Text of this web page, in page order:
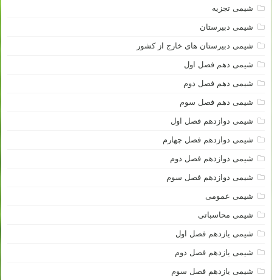
شیمی تجزیه
شیمی دبیرستان
شیمی دبیرستان های خارج از کشور
شیمی دهم فصل اول
شیمی دهم فصل دوم
شیمی دهم فصل سوم
شیمی دوازدهم فصل اول
شیمی دوازدهم فصل چهارم
شیمی دوازدهم فصل دوم
شیمی دوازدهم فصل سوم
شیمی عمومی
شیمی محاسباتی
شیمی یازدهم فصل اول
شیمی یازدهم فصل دوم
شیمی یازدهم فصل سوم